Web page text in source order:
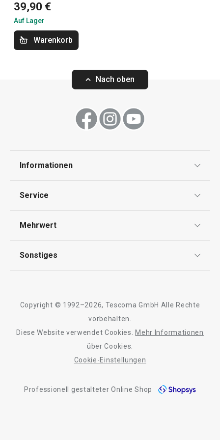
Backen
Essen
Küchenutensilien und Gadgets
Haushalt
Neuheiten
Set für halbgetauchte Kekse
DELÍCIA
Auf Lager
Servierbrett mit
ø 34 cm
Auf Lager
39,90 €
Auf Lager
Warenkorb
Nach oben
Informationen
Impressum
Service
Kontaktformular
Mehrwert
Qualität
Sonstiges
Barrierefreiheit
Copyright © 1992–2026, Tescoma GmbH Alle Rechte
vorbehalten.
Diese Website verwendet Cookies.
Mehr Informationen
über Cookies.
Cookie-Einstellungen
Professionell gestalteter Online Shop